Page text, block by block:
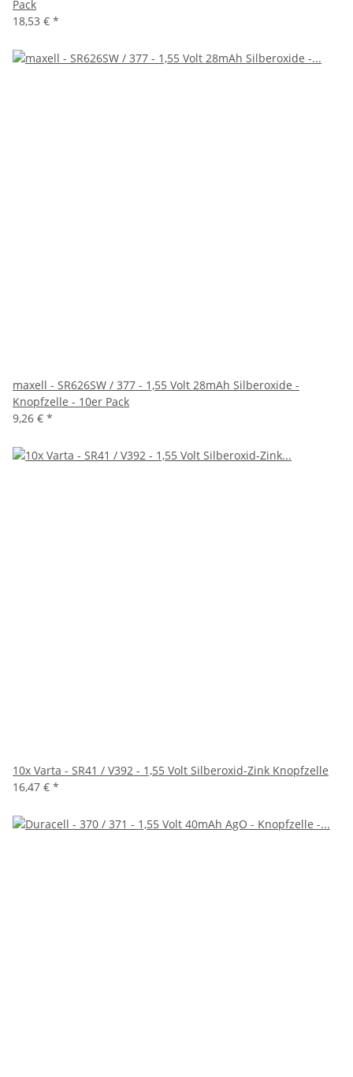
Pack
18,53 € *
maxell - SR626SW / 377 - 1,55 Volt 28mAh Silberoxide -
Knopfzelle - 10er Pack
9,26 € *
10x Varta - SR41 / V392 - 1,55 Volt Silberoxid-Zink Knopfzelle
16,47 € *